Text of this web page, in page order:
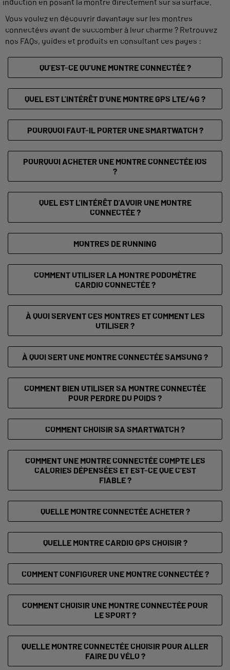
induction en posant la montre directement sur sa surface.
Vous voulez en découvrir davantage sur les montres
connectées avant de succomber à leur charme ? Retrouvez
nos FAQs, guides et produits en consultant ces pages :
QU'EST-CE QU'UNE MONTRE CONNECTÉE ?
QUEL EST L'INTÉRÊT D'UNE MONTRE GPS LTE/4G ?
POURQUOI FAUT-IL PORTER UNE SMARTWATCH ?
POURQUOI ACHETER UNE MONTRE CONNECTÉE IOS
?
QUEL EST L'INTÉRÊT D'AVOIR UNE MONTRE
CONNECTÉE ?
MONTRES DE RUNNING
COMMENT UTILISER LA MONTRE PODOMÈTRE
CARDIO CONNECTÉE ?
À QUOI SERVENT CES MONTRES ET COMMENT LES
UTILISER ?
À QUOI SERT UNE MONTRE CONNECTÉE SAMSUNG ?
COMMENT BIEN UTILISER SA MONTRE CONNECTÉE
POUR PERDRE DU POIDS ?
COMMENT CHOISIR SA SMARTWATCH ?
COMMENT UNE MONTRE CONNECTÉE COMPTE LES
CALORIES DÉPENSÉES ET EST-CE QUE C'EST
FIABLE ?
QUELLE MONTRE CONNECTÉE ACHETER ?
QUELLE MONTRE CARDIO GPS CHOISIR ?
COMMENT CONFIGURER UNE MONTRE CONNECTÉE ?
COMMENT CHOISIR UNE MONTRE CONNECTÉE POUR
LE SPORT ?
QUELLE MONTRE CONNECTÉE CHOISIR POUR ALLER
FAIRE DU VÉLO ?